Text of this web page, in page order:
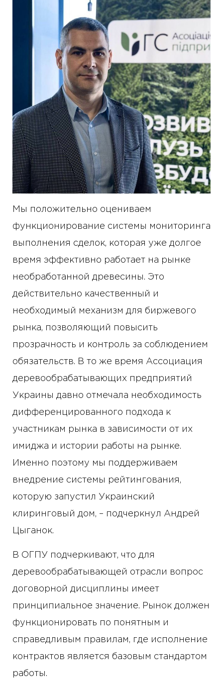
Мы положительно оцениваем
функционирование системы мониторинга
выполнения сделок, которая уже долгое
время эффективно работает на рынке
необработанной древесины. Это
действительно качественный и
необходимый механизм для биржевого
рынка, позволяющий повысить
прозрачность и контроль за соблюдением
обязательств. В то же время Ассоциация
деревообрабатывающих предприятий
Украины давно отмечала необходимость
дифференцированного подхода к
участникам рынка в зависимости от их
имиджа и истории работы на рынке.
Именно поэтому мы поддерживаем
внедрение системы рейтингования,
которую запустил Украинский
клиринговый дом, – подчеркнул Андрей
Цыганок.
В ОГПУ подчеркивают, что для
деревообрабатывающей отрасли вопрос
договорной дисциплины имеет
принципиальное значение. Рынок должен
функционировать по понятным и
справедливым правилам, где исполнение
контрактов является базовым стандартом
работы.